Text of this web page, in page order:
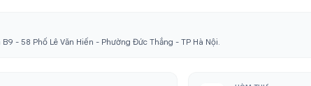
B9 - 58 Phố Lê Văn Hiến - Phường Đức Thắng - TP Hà Nội.